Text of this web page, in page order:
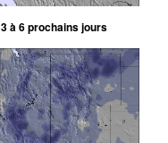
3 à 6 prochains jours